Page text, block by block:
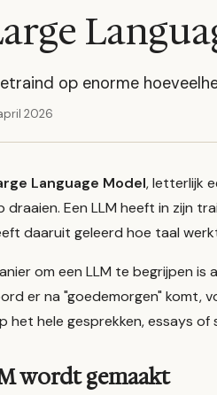
op enorme
2026
Language Model, letterlijk
draaien. Een LLM heeft in zijn
daaruit geleerd hoe taal
om een LLM te begrijpen is
er na "goedemorgen" komt,
het hele gesprekken, essays
wordt gemaakt